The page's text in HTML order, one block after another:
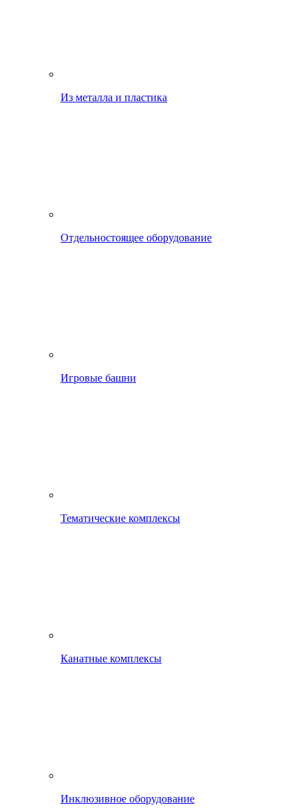
Из металла и пластика
Отдельностоящее оборудование
Игровые башни
Тематические комплексы
Канатные комплексы
Инклюзивное оборудование